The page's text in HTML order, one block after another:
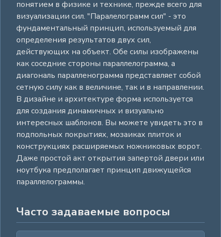
понятием в физике и технике, прежде всего для
визуализации сил. "Паралелограмм сил" - это
фундаментальный принцип, используемый для
определения результатов двух сил,
действующих на объект. Обе силы изображены
как соседние стороны параллелограмма, а
диагональ паралленограмма представляет собой
сетную силу как в величине, так и в направлении.
В дизайне и архитектуре форма используется
для создания динамичных и визуально
интересных шаблонов. Вы можете увидеть это в
подпольных покрытиях, мозаиках плиток и
конструкциях расширяемых ножниковых ворот.
Даже простой акт открытия запертой двери или
ноутбука предполагает принцип движущейся
параллелограммы.
Часто задаваемые вопросы